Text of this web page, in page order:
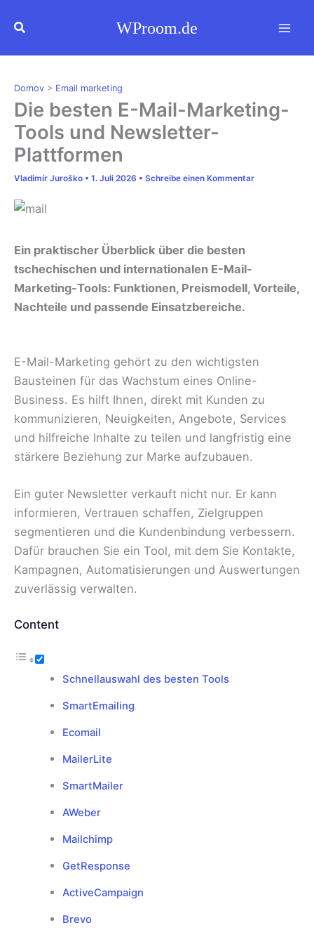
InhaltSuchen WProom.de
Domov > Email marketing
Die besten E-Mail-Marketing-
Tools und Newsletter-
Plattformen
Vladimír Juroško • 1. Juli 2026 • Schreibe einen Kommentar
Ein praktischer Überblick über die besten
tschechischen und internationalen E-Mail-
Marketing-Tools: Funktionen, Preismodell, Vorteile,
Nachteile und passende Einsatzbereiche.
E-Mail-Marketing gehört zu den wichtigsten
Bausteinen für das Wachstum eines Online-
Business. Es hilft Ihnen, direkt mit Kunden zu
kommunizieren, Neuigkeiten, Angebote, Services
und hilfreiche Inhalte zu teilen und langfristig eine
stärkere Beziehung zur Marke aufzubauen.
Ein guter Newsletter verkauft nicht nur. Er kann
informieren, Vertrauen schaffen, Zielgruppen
segmentieren und die Kundenbindung verbessern.
Dafür brauchen Sie ein Tool, mit dem Sie Kontakte,
Kampagnen, Automatisierungen und Auswertungen
zuverlässig verwalten.
Content
Schnellauswahl des besten Tools
SmartEmailing
Ecomail
MailerLite
SmartMailer
AWeber
Mailchimp
GetResponse
ActiveCampaign
Brevo